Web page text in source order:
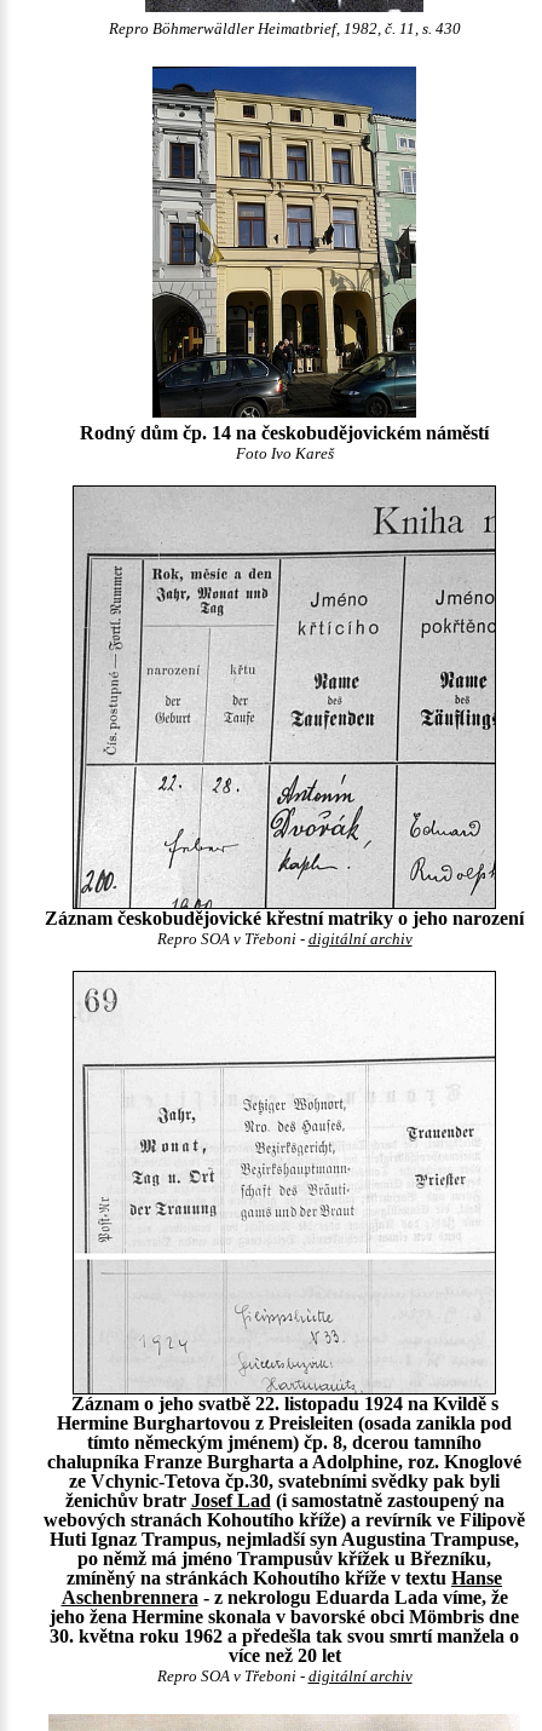
Repro Böhmerwäldler Heimatbrief, 1982, č. 11, s. 430
Rodný dům čp. 14 na českobudějovickém náměstí
Foto Ivo Kareš
Záznam českobudějovické křestní matriky o jeho narození
Repro SOA v Třeboni - digitální archiv
Záznam o jeho svatbě 22. listopadu 1924 na Kvildě s
Hermine Burghartovou z Preisleiten (osada zanikla pod
tímto německým jménem) čp. 8, dcerou tamního
chalupníka Franze Burgharta a Adolphine, roz. Knoglové
ze Vchynic-Tetova čp.30, svatebními svědky pak byli
ženichův bratr Josef Lad (i samostatně zastoupený na
webových stranách Kohoutího kříže) a revírník ve Filipově
Huti Ignaz Trampus, nejmladší syn Augustina Trampuse,
po němž má jméno Trampusův křížek u Březníku,
zmíněný na stránkách Kohoutího kříže v textu Hanse
Aschenbrennera - z nekrologu Eduarda Lada víme, že
jeho žena Hermine skonala v bavorské obci Mömbris dne
30. května roku 1962 a předešla tak svou smrtí manžela o
více než 20 let
Repro SOA v Třeboni - digitální archiv